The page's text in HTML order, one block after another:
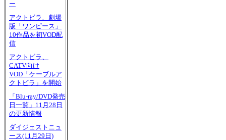
ー
アクトビラ、劇場
版「ワンピース」
10作品を初VOD配
信
アクトビラ、
CATV向け
VOD「ケーブルア
クトビラ」を開始
「Blu-ray/DVD発売
日一覧」11月28日
の更新情報
ダイジェストニュ
ース(11月29日)